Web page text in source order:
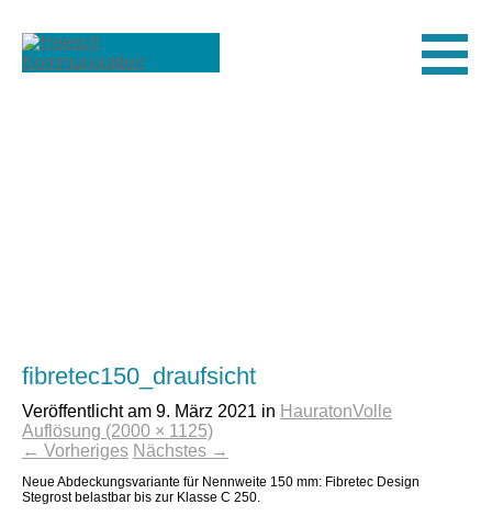
fibretec150_draufsicht
Veröffentlicht am 9. März 2021 in HauratonVolle
Auflösung (2000 × 1125)
← Vorheriges Nächstes →
Neue Abdeckungsvariante für Nennweite 150 mm: Fibretec Design
Stegrost belastbar bis zur Klasse C 250.